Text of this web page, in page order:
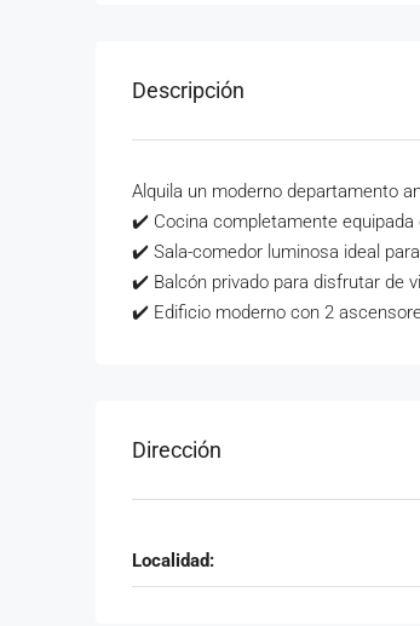
Descripción
Alquila un moderno departamento
✔️ Cocina completamente equipada
✔️ Sala-comedor luminosa ideal
✔️ Balcón privado para disfrutar de
✔️ Edificio moderno con 2
Dirección
Localidad: